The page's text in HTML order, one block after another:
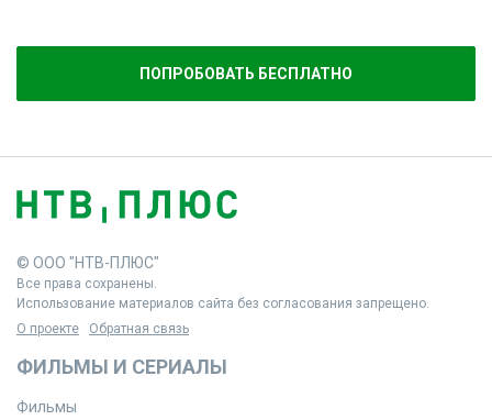
ПОПРОБОВАТЬ БЕСПЛАТНО
© ООО "НТВ-ПЛЮС"
Все права сохранены.
Использование материалов сайта без согласования запрещено.
О проекте
Обратная связь
ФИЛЬМЫ И СЕРИАЛЫ
Фильмы